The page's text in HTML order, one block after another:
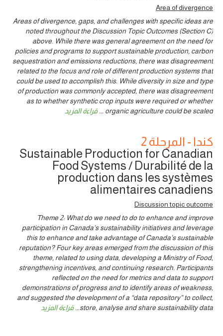
Area of divergence
Areas of divergence, gaps, and challenges with specific ideas are
noted throughout the Discussion Topic Outcomes (Section C)
above. While there was general agreement on the need for
policies and programs to support sustainable production, carbon
sequestration and emissions reductions, there was disagreement
related to the focus and role of different production systems that
could be used to accomplish this. While diversity in size and type
of production was commonly accepted, there was disagreement
as to whether synthetic crop inputs were required or whether
organic agriculture could be scaled
... قراءة المزيد
كندا - المرحلة 2
Sustainable Production for Canadian
Food Systems / Durabilité de la
production dans les systèmes
alimentaires canadiens
Discussion topic outcome
Theme 2: What do we need to do to enhance and improve
participation in Canada’s sustainability initiatives and leverage
this to enhance and take advantage of Canada’s sustainable
reputation? Four key areas emerged from the discussion of this
theme, related to using data, developing a Ministry of Food,
strengthening incentives, and continuing research. Participants
reflected on the need for metrics and data to support
demonstrations of progress and to identify areas of weakness,
and suggested the development of a “data repository” to collect,
store, analyse and share sustainability data
... قراءة المزيد